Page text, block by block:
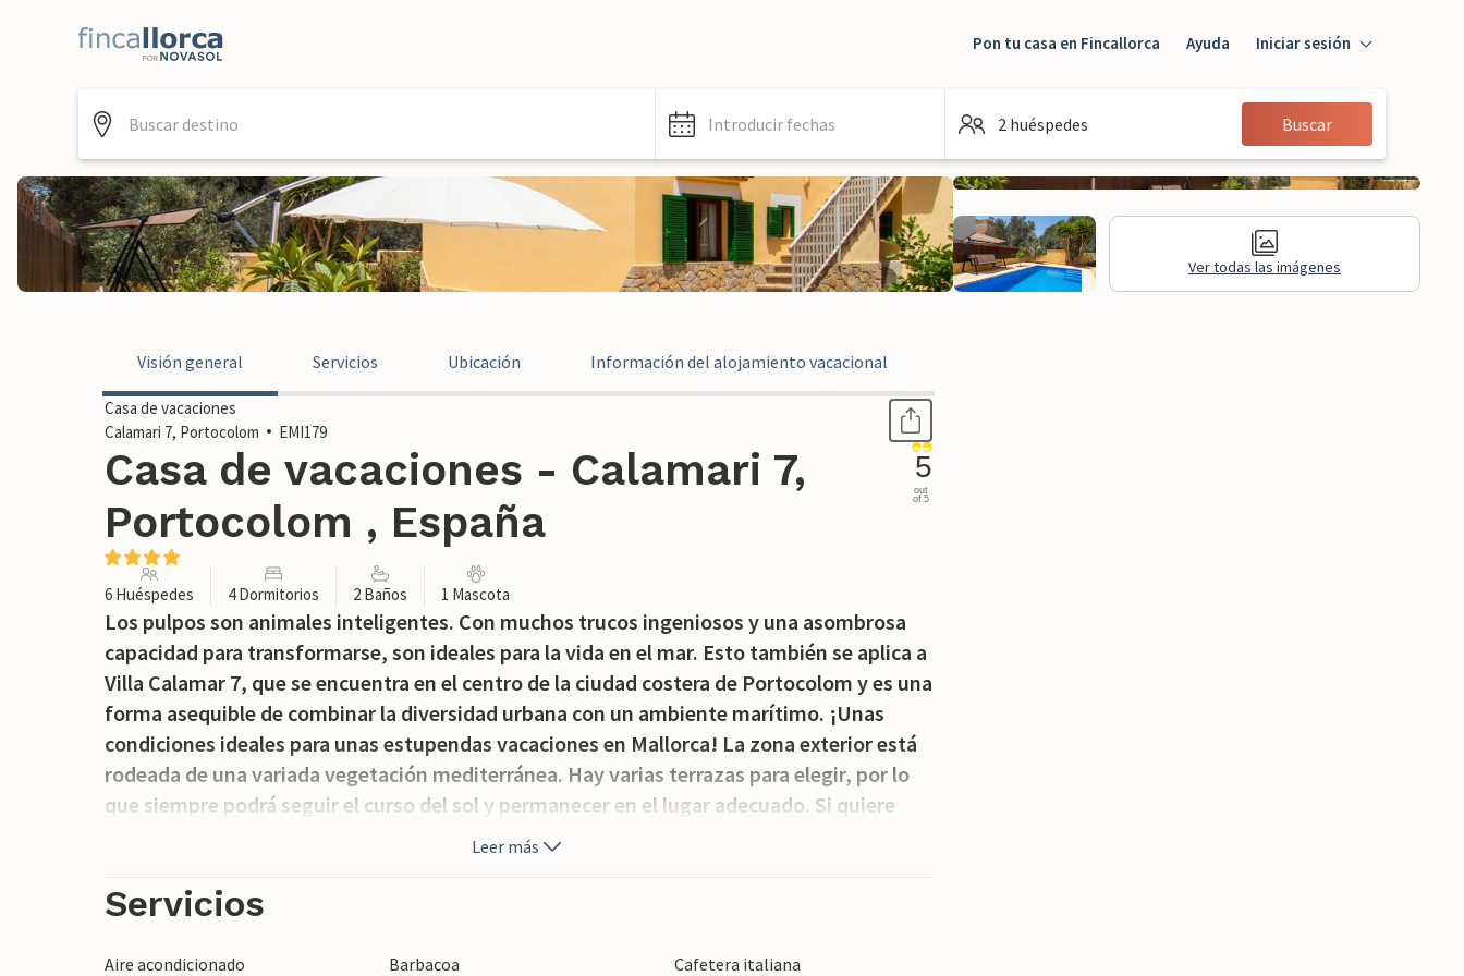
Pon tu casa en Fincallorca Ayuda Iniciar sesión
Iniciar sesión
Huésped
Introducir fechas 2 huéspedes Buscar
Ver todas las imágenes
Visión general Servicios Ubicación Información del alojamiento vacacional
Casa de vacaciones
Calamari 7, Portocolom
EMI179
Casa de vacaciones - Calamari 7,
Portocolom , España
5
out
of 5
6 Huéspedes 4 Dormitorios 2 Baños 1 Mascota
Los pulpos son animales inteligentes. Con muchos trucos ingeniosos y una asombrosa
capacidad para transformarse, son ideales para la vida en el mar. Esto también se aplica a
Villa Calamar 7, que se encuentra en el centro de la ciudad costera de Portocolom y es una
forma asequible de combinar la diversidad urbana con un ambiente marítimo. ¡Unas
condiciones ideales para unas estupendas vacaciones en Mallorca! La zona exterior está
rodeada de una variada vegetación mediterránea. Hay varias terrazas para elegir, por lo
que siempre podrá seguir el curso del sol y permanecer en el lugar adecuado. Si quiere
darle un respiro a su piel, también puede retirarse a la terraza cubierta con muebles de
un ambiente acogedor. El mar está a sólo 250 metros, por lo que siempre podrá dar un
Leer más
Servicios
Aire acondicionado Barbacoa
Cafetera italiana